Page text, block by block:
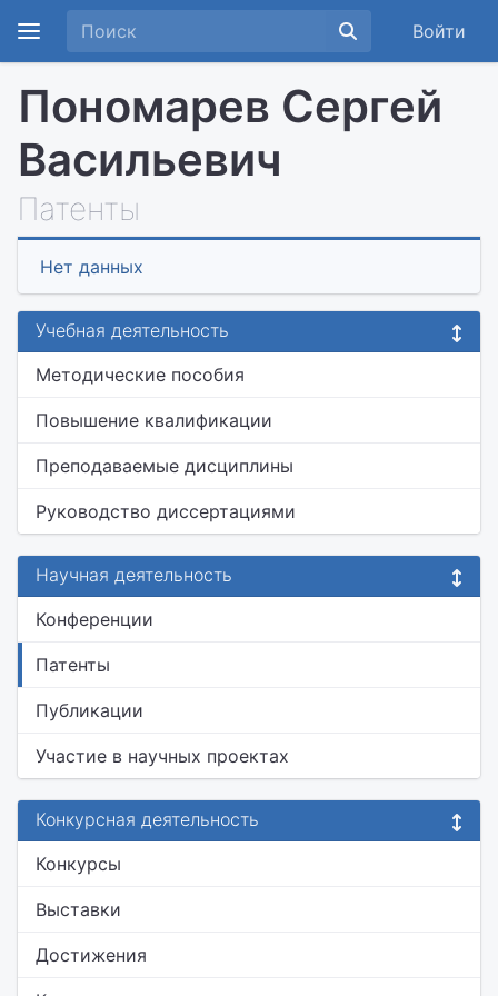
Войти
Пономарев Сергей
Васильевич
Патенты
Нет данных
Учебная деятельность
Методические пособия
Повышение квалификации
Преподаваемые дисциплины
Руководство диссертациями
Научная деятельность
Конференции
Патенты
Публикации
Участие в научных проектах
Конкурсная деятельность
Конкурсы
Выставки
Достижения